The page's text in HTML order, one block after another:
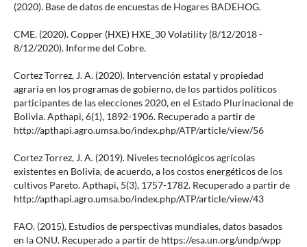
(2020). Base de datos de encuestas de Hogares BADEHOG.
CME. (2020). Copper (HXE) HXE_30 Volatility (8/12/2018 -
8/12/2020). Informe del Cobre.
Cortez Torrez, J. A. (2020). Intervención estatal y propiedad
agraria en los programas de gobierno, de los partidos políticos
participantes de las elecciones 2020, en el Estado Plurinacional de
Bolivia. Apthapi, 6(1), 1892-1906. Recuperado a partir de
http://apthapi.agro.umsa.bo/index.php/ATP/article/view/56
Cortez Torrez, J. A. (2019). Niveles tecnológicos agrícolas
existentes en Bolivia, de acuerdo, a los costos energéticos de los
cultivos Pareto. Apthapi, 5(3), 1757-1782. Recuperado a partir de
http://apthapi.agro.umsa.bo/index.php/ATP/article/view/43
FAO. (2015). Estudios de perspectivas mundiales, datos basados
en la ONU. Recuperado a partir de https://esa.un.org/undp/wpp